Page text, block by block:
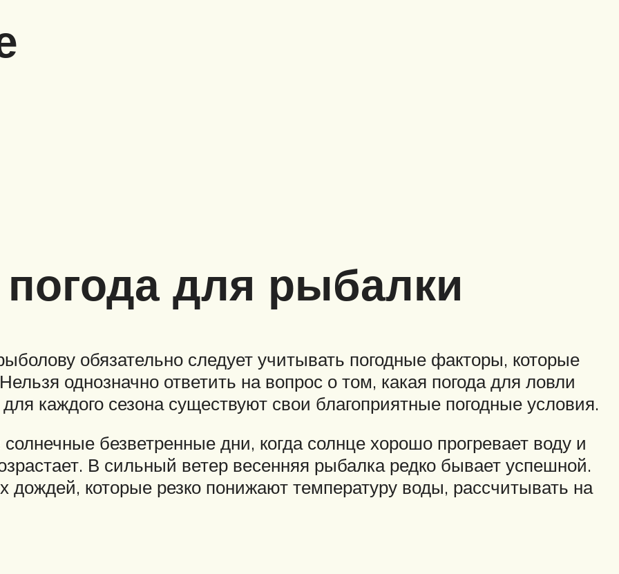
для рыбалки
обязательно следует учитывать погодные факторы, которые
однозначно ответить на вопрос о том, какая погода для ловли
каждого сезона существуют свои благоприятные погодные условия.
безветренные дни, когда солнце хорошо прогревает воду и
В сильный ветер весенняя рыбалка редко бывает успешной.
которые резко понижают температуру воды, рассчитывать на